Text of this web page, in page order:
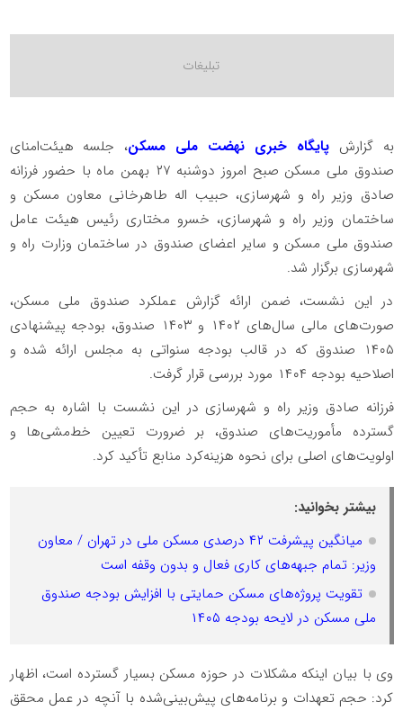
به گزارشپایگاه خبری نهضت ملی مسکن، جلسه هیئت‌امنای
صندوق ملی مسکن صبح امروز دوشنبه ۲۷ بهمن ماه با حضور فرزانه
صادق وزیر راه و شهرسازی، حبیب اله طاهرخانی معاون مسکن و
ساختمان وزیر راه و شهرسازی، خسرو مختاری رئیس هیئت عامل
صندوق ملی مسکن و سایر اعضای صندوق در ساختمان وزارت راه و
شهرسازی برگزار شد.
در این نشست، ضمن ارائه گزارش عملکرد صندوق ملی مسکن،
صورت‌های مالی سال‌های ۱۴۰۲ و ۱۴۰۳ صندوق، بودجه پیشنهادی
۱۴۰۵ صندوق که در قالب بودجه سنواتی به مجلس ارائه شده و
اصلاحیه بودجه ۱۴۰۴ مورد بررسی قرار گرفت.
فرزانه صادق وزیر راه و شهرسازی در این نشست با اشاره به حجم
گسترده مأموریت‌های صندوق، بر ضرورت تعیین خط‌مشی‌ها و
اولویت‌های اصلی برای نحوه هزینه‌کرد منابع تأکید کرد.
بیشتر بخوانید:
میانگین پیشرفت ۴۲ درصدی مسکن ملی در تهران / معاون
وزیر: تمام جبهه‌های کاری فعال و بدون وقفه است
تقویت پروژه‌های مسکن حمایتی با افزایش بودجه صندوق
ملی مسکن در لایحه بودجه ۱۴۰۵
وی با بیان اینکه مشکلات در حوزه مسکن بسیار گسترده است، اظهار
کرد: حجم تعهدات و برنامه‌های پیش‌بینی‌شده با آنچه در عمل محقق